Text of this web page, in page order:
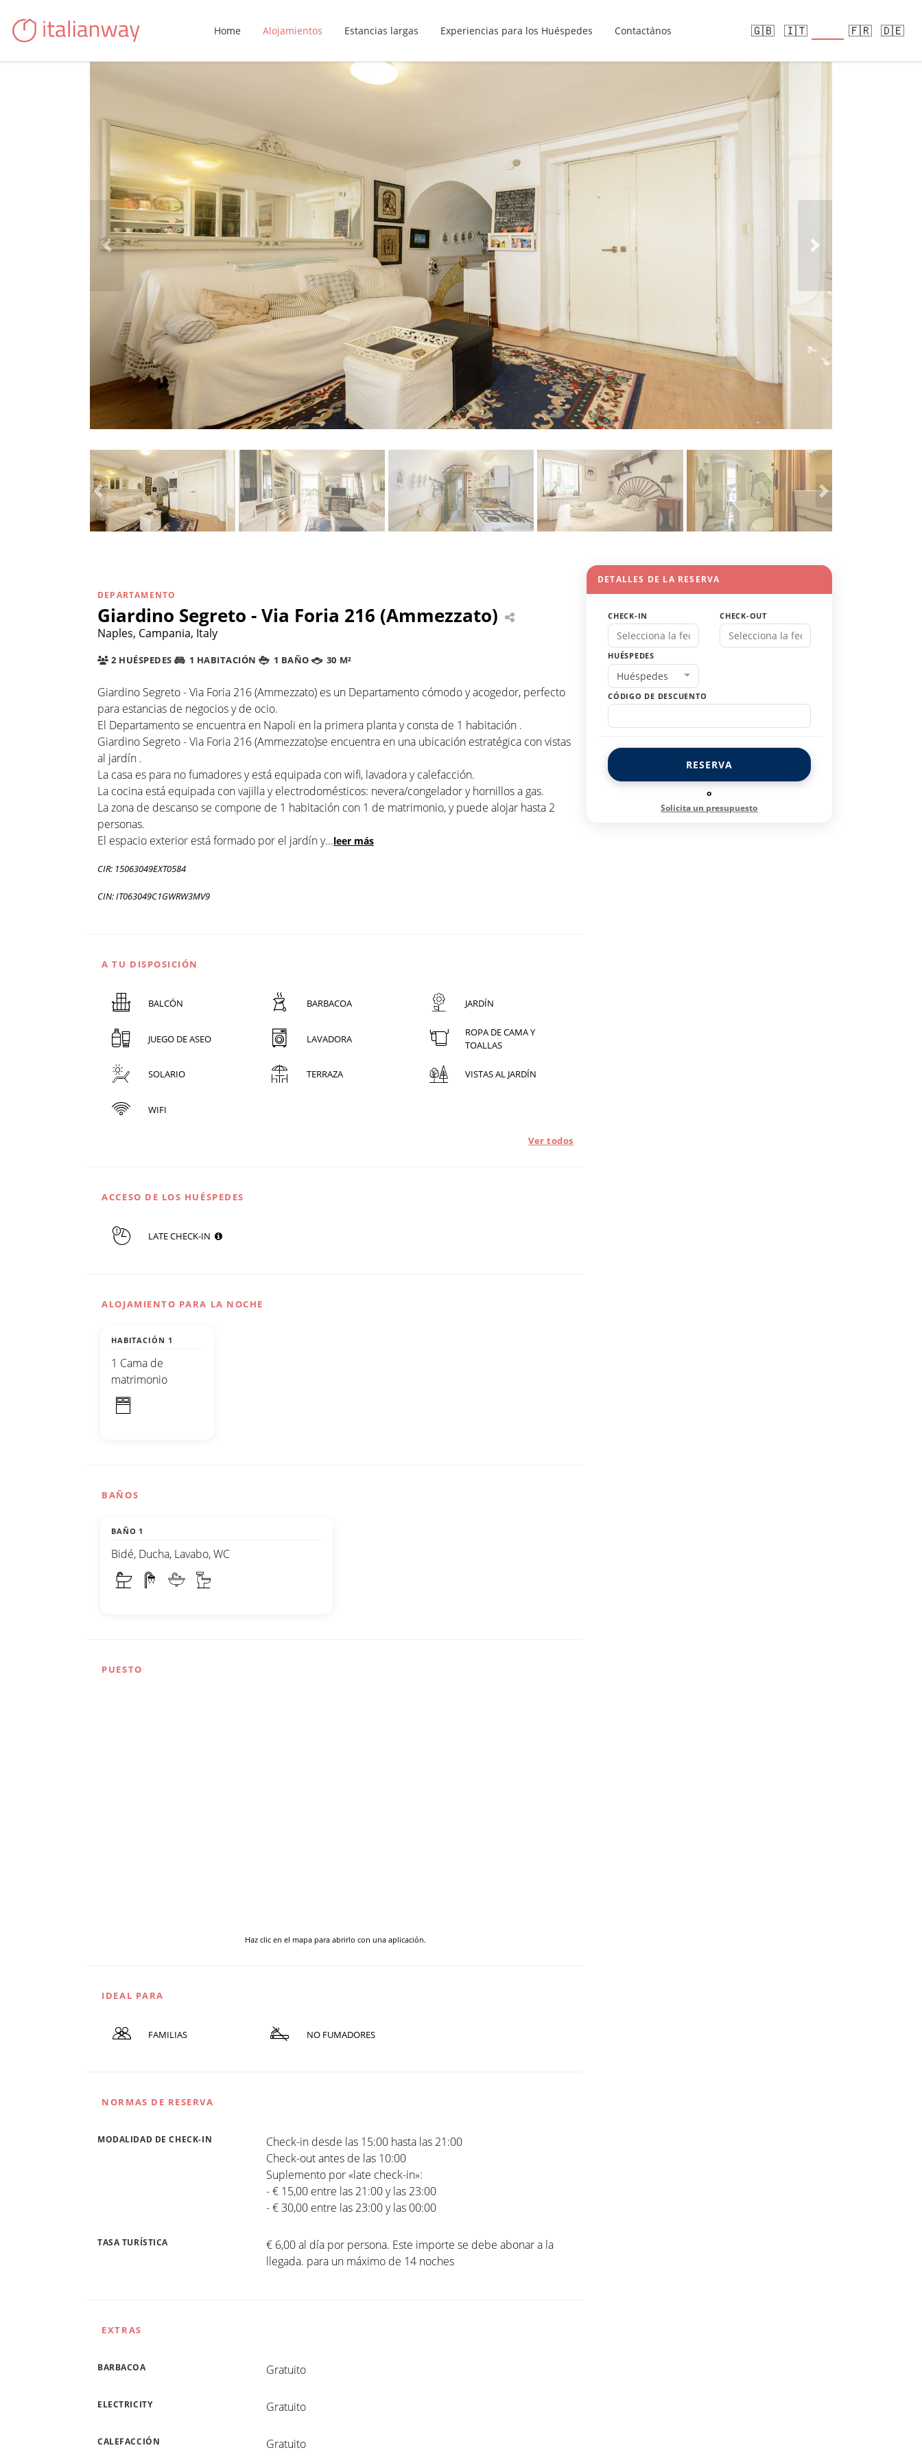
Home Alojamientos Estancias largas Experiencias para los Huéspedes Contactános 🇬🇧 🇮🇹 🇫🇷 🇩🇪
DEPARTAMENTO
Giardino Segreto - Via Foria 216 (Ammezzato)
Naples, Campania, Italy
2 HUÉSPEDES 1 HABITACIÓN 1 BAÑO 30 M²
Giardino Segreto - Via Foria 216 (Ammezzato) es un Departamento cómodo y acogedor, perfecto
para estancias de negocios y de ocio.
El Departamento se encuentra en Napoli en la primera planta y consta de 1 habitación .
Giardino Segreto - Via Foria 216 (Ammezzato)se encuentra en una ubicación estratégica con vistas
al jardín .
La casa es para no fumadores y está equipada con wifi, lavadora y calefacción.
La cocina está equipada con vajilla y electrodomésticos: nevera/congelador y hornillos a gas.
La zona de descanso se compone de 1 habitación con 1 de matrimonio, y puede alojar hasta 2
personas.
El espacio exterior está formado por el jardín y...leer más
CIR: 15063049EXT0584
CIN: IT063049C1GWRW3MV9
A TU DISPOSICIÓN
BALCÓN BARBACOA JARDÍN
JUEGO DE ASEO LAVADORA
ROPA DE CAMA Y
TOALLAS
SOLARIO TERRAZA VISTAS AL JARDÍN
WIFI
Ver todos
ACCESO DE LOS HUÉSPEDES
LATE CHECK-IN
ALOJAMIENTO PARA LA NOCHE
HABITACIÓN 1
1 Cama de
matrimonio
BAÑOS
BAÑO 1
Bidé, Ducha, Lavabo, WC
PUESTO
Haz clic en el mapa para abrirlo con una aplicación.
IDEAL PARA
FAMILIAS NO FUMADORES
NORMAS DE RESERVA
MODALIDAD DE CHECK-IN
Check-in desde las 15:00 hasta las 21:00
Check-out antes de las 10:00
Suplemento por «late check-in»:
- € 15,00 entre las 21:00 y las 23:00
- € 30,00 entre las 23:00 y las 00:00
TASA TURÍSTICA
€ 6,00 al día por persona. Este importe se debe abonar a la
llegada. para un máximo de 14 noches
EXTRAS
BARBACOA Gratuito
ELECTRICITY Gratuito
CALEFACCIÓN Gratuito
DETALLES DE LA RESERVA
CHECK-IN CHECK-OUT
HUÉSPEDES
Huéspedes
CÓDIGO DE DESCUENTO
RESERVA
o
Solicita un presupuesto